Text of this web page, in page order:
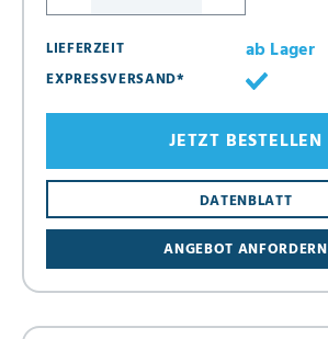
LIEFERZEIT
ab Lager
EXPRESSVERSAND*
ANGEBOT ANFORDERN
DATENBLATT
JETZT BESTELLEN